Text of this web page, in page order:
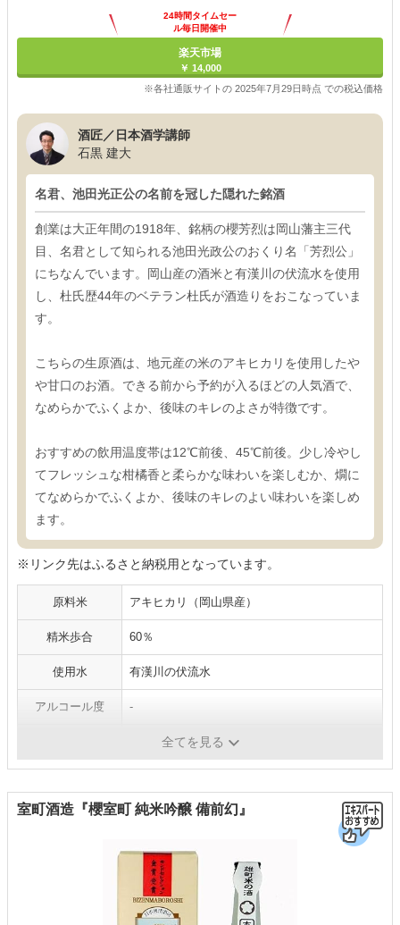
24時間タイムセー
ル毎日開催中
楽天市場
￥ 14,000
※各社通販サイトの 2025年7月29日時点 での税込価格
酒匠／日本酒学講師
石黒 建大
名君、池田光正公の名前を冠した隠れた銘酒
創業は大正年間の1918年、銘柄の櫻芳烈は岡山藩主三代
目、名君として知られる池田光政公のおくり名「芳烈公」
にちなんでいます。岡山産の酒米と有漢川の伏流水を使用
し、杜氏歴44年のベテラン杜氏が酒造りをおこなっていま
す。
こちらの生原酒は、地元産の米のアキヒカリを使用したや
や甘口のお酒。できる前から予約が入るほどの人気酒で、
なめらかでふくよか、後味のキレのよさが特徴です。
おすすめの飲用温度帯は12℃前後、45℃前後。少し冷やし
てフレッシュな柑橘香と柔らかな味わいを楽しむか、燗に
てなめらかでふくよか、後味のキレのよい味わいを楽しめ
ます。
※リンク先はふるさと納税用となっています。
原料米 アキヒカリ（岡山県産）
精米歩合 60％
使用水 有漢川の伏流水
アルコール度 -
720ml、1800ml
全てを見る
室町酒造『櫻室町 純米吟醸 備前幻』